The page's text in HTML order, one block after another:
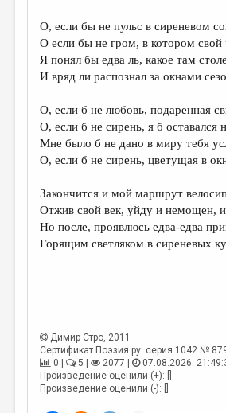
ИЗБРАННОЕ
ДАЙДЖЕСТ
ПЕРЕВОДЫ
КОНКУРСЫ
КНИЖНАЯ ПОЛКА
ОБЗОР ЛИТЕРАТУРЫ
РЕДКОЛЛЕГИЯ
ОТ РЕДАКЦИИ
О, если бы не пульс в сиреневом
О если бы не гром, в котором свой
Я понял бы едва ль, какое там
И вряд ли распознал за окнами
О, если б не любовь, подаренная
О, если б не сирень, я б оставался
Мне было б не дано в миру тебя
О, если б не сирень, цветущая в
Закончится и мой маршрут
Отжив свой век, уйду и немощен,
Но после, проявлюсь едва-едва
Горящим светляком в сиреневых
Димир Стро, 2011
Сертификат Поэзия.ру: серия 1042 №
0 |
5 | 2077 |
07.08.2026.
Произведение оценили (+): []
Произведение оценили (-): []